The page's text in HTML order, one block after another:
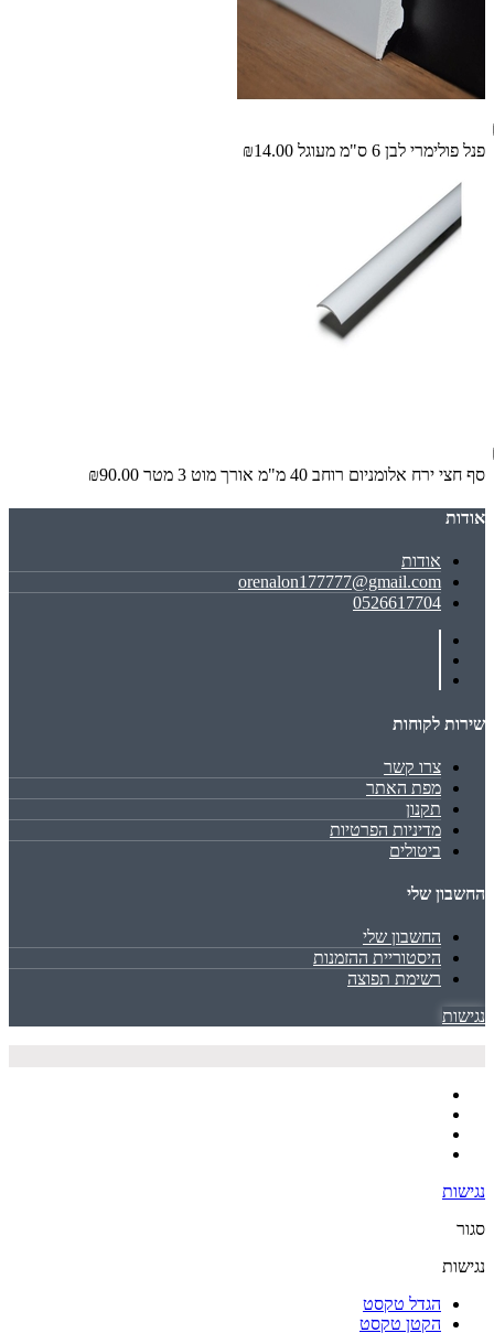
פנל פולימרי לבן 6 ס"מ מעוגל ₪14.00
סף חצי ירח אלומניום רוחב 40 מ"מ אורך מוט 3 מטר ₪90.00
אודות
אודות
orenalon177777@gmail.com
0526617704
שירות לקוחות
צרו קשר
מפת האתר
תקנון
מדיניות הפרטיות
ביטולים
החשבון שלי
החשבון שלי
היסטוריית ההזמנות
רשימת תפוצה
נגישות
נגישות
סגור
נגישות
הגדל טקסט
הקטן טקסט